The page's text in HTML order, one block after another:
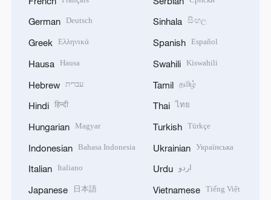
German Deutsch
Greek Ελληνικά
Hausa Hausa
Hebrew עברית
Hindi हिन्दी
Hungarian Magyar
Indonesian Bahasa Indonesia
Italian Italiano
Japanese 日本語
Sinhala සිංහල
Spanish Español
Swahili Kiswahili
Tamil தமிழ்
Thai ไทย
Turkish Türkçe
Ukrainian Українська
Urdu اردو
Vietnamese Tiếng Việt